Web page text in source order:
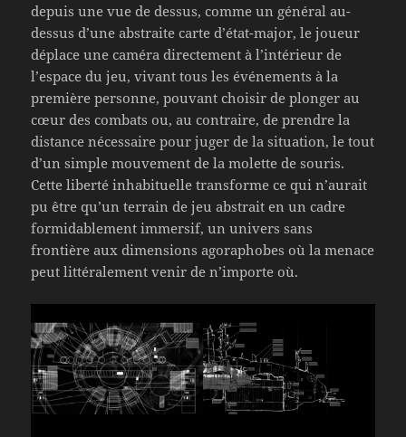
depuis une vue de dessus, comme un général au-
dessus d’une abstraite carte d’état-major, le joueur
déplace une caméra directement à l’intérieur de
l’espace du jeu, vivant tous les événements à la
première personne, pouvant choisir de plonger au
cœur des combats ou, au contraire, de prendre la
distance nécessaire pour juger de la situation, le tout
d’un simple mouvement de la molette de souris.
Cette liberté inhabituelle transforme ce qui n’aurait
pu être qu’un terrain de jeu abstrait en un cadre
formidablement immersif, un univers sans
frontière aux dimensions agoraphobes où la menace
peut littéralement venir de n’importe où.